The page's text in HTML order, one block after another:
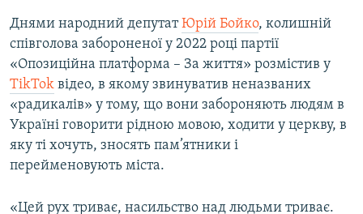
Днями народний депутатЮрій Бойко, колишній
співголова забороненої у 2022 році партії
«Опозиційна платформа – За життя» розмістив у
TikTok відео, в якому звинуватив неназваних
«радикалів» у тому, що вони забороняють людям в
Україні говорити рідною мовою, ходити у церкву, в
яку ті хочуть, зносять пам’ятники і
перейменовують міста.
«Цей рух триває, насильство над людьми триває.